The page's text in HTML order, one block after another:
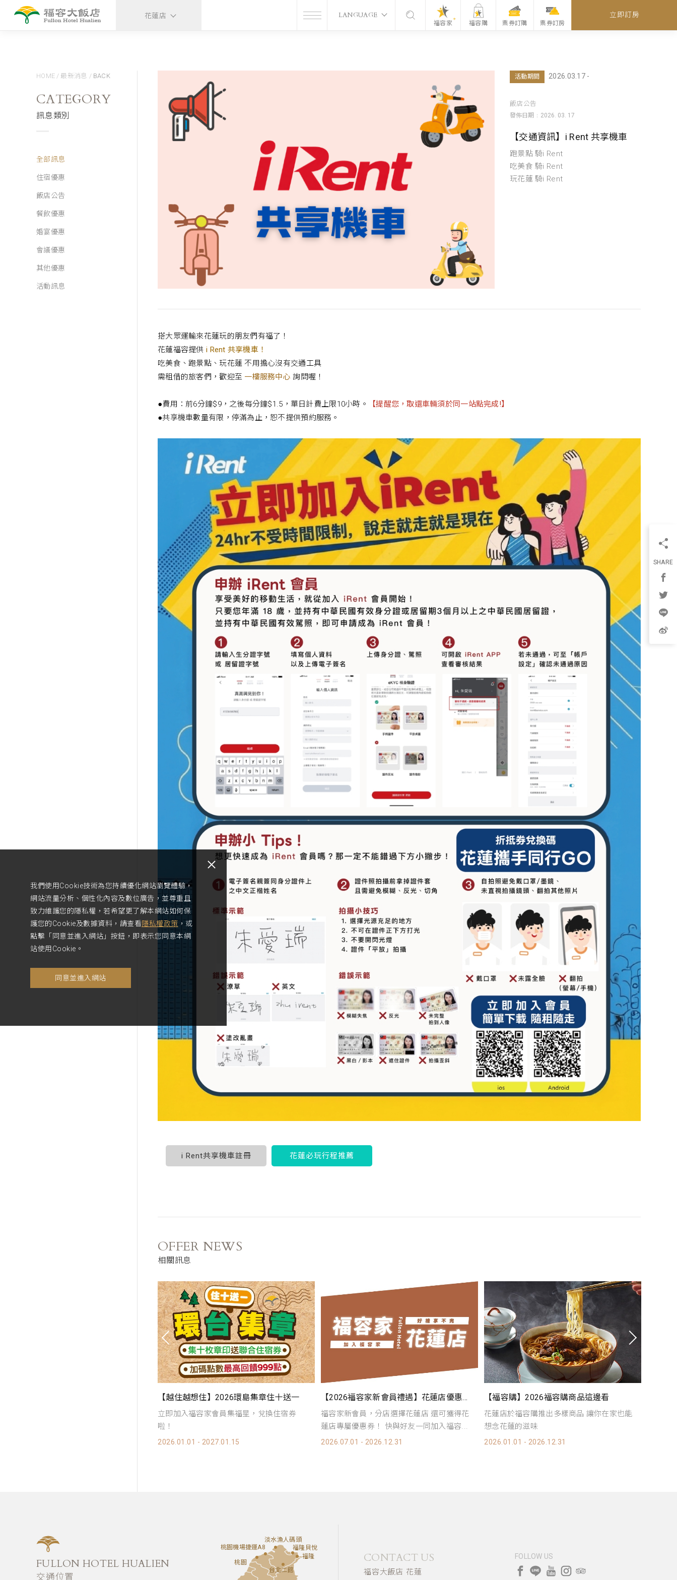
花蓮店 LANGUAGE
福容家 福容購 票券訂購 票券訂房
立即訂房
HOME / 最新消息 / BACK
CATEGORY
訊息類別
全部訊息
住宿優惠
飯店公告
餐飲優惠
婚宴優惠
會議優惠
其他優惠
活動訊息
活動期間 2026.03.17 -
飯店公告
發佈日期 2026. 03. 17
【交通資訊】i Rent 共享機車
跑景點 騎i Rent
吃美食 騎i Rent
玩花蓮 騎i Rent
搭大眾運輸來花蓮玩的朋友們有福了！
花蓮福容提供 i Rent 共享機車！
吃美食、跑景點、玩花蓮 不用擔心沒有交通工具
需租借的旅客們，歡迎至 一樓服務中心 詢問喔！
●費用：前6分鐘$9，之後每分鐘$1.5，單日計費上限10小時。
【提醒您，取還車輛須於同一站點完成!】
●共享機車數量有限，停滿為止，恕不提供預約服務。
i Rent共享機車註冊 花蓮必玩行程推薦
OFFER NEWS
相關訊息
福容家新會員，分店選擇花蓮店 還可獲得花
蓮店專屬優惠券！ 快與好友一同加入福容...
2026.07.01 - 2026.12.31
【福容購】2026福容購商品這邊看
花蓮店於福容購推出多樣商品 讓你在家也能
想念花蓮的滋味
2026.01.01 - 2026.12.31
【福容家會員禮遇】2026會員優惠看這邊
加入福容家會員，享住房／餐飲，消費不限
金額95折起 2026最新優惠懶人包看這邊！
2026.01.01 - 2026.12.31
SHARE
FULLON HOTEL HUALIEN
交通位置
淡水漁人碼頭
福隆
台北二館
桃園機場捷運A8
桃園
福隆貝悅
CONTACT US
福容大飯店 花蓮
FOLLOW US
我們使用Cookie技術為您持續優化網站瀏覽體驗，
網站流量分析、個性化內容及數位廣告，並尊重且
致力維護您的隱私權，若希望更了解本網站如何保
護您的Cookie及數據資料，請查看隱私權政策 ，或
點擊「同意並進入網站」按鈕，即表示您同意本網
站使用Cookie。
同意並進入網站